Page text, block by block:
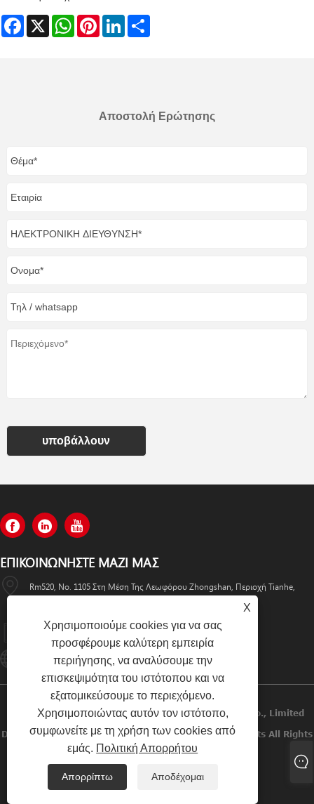
Facebook
X WhatsAppPinterestLinkedIn
Αποστολή Ερώτησης
υποβάλλουν
ΕΠΙΚΟΙΝΩΝΉΣΤΕ ΜΑΖΊ ΜΑΣ
Rm520, No. 1105 Στη Μέση Της Λεωφόρου Zhongshan, Περιοχή Tianhe,
+86-13501533176
Sales01@swaflyexcavator.cn
Πνευματικά Δικαιώματα © 2022 Swafly Machinery Co., Limited
Diesel Engines, Cabin Excavator, Excavator Engine Parts All Rights
Reserved.
Links Sitemap XML Πολιτική Απορρήτου
X
Χρησιμοποιούμε cookies για να σας
προσφέρουμε καλύτερη εμπειρία
περιήγησης, να αναλύσουμε την
επισκεψιμότητα του ιστότοπου και να
εξατομικεύσουμε το περιεχόμενο.
Χρησιμοποιώντας αυτόν τον ιστότοπο,
συμφωνείτε με τη χρήση των cookies από
εμάς. Πολιτική Απορρήτου
Απορρίπτω Αποδέχομαι